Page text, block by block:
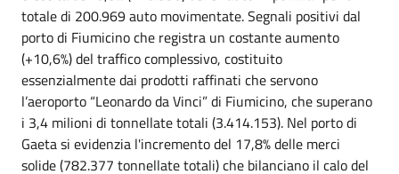
totale di 200.969 auto movimentate. Segnali positivi dal
porto di Fiumicino che registra un costante aumento
(+10,6%) del traffico complessivo, costituito
essenzialmente dai prodotti raffinati che servono
l’aeroporto “Leonardo da Vinci” di Fiumicino, che superano
i 3,4 milioni di tonnellate totali (3.414.153). Nel porto di
Gaeta si evidenzia l'incremento del 17,8% delle merci
solide (782.377 tonnellate totali) che bilanciano il calo del